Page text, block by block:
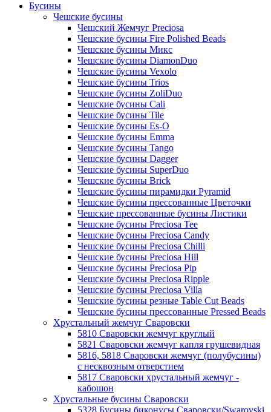
Бусины
Чешские бусины
Чешский Жемчуг Preciosa
Чешские бусины Fire Polished Beads
Чешские бусины Микс
Чешские бусины DiamonDuo
Чешские бусины Vexolo
Чешские бусины Trios
Чешские бусины ZoliDuo
Чешские бусины Cali
Чешские бусины Tile
Чешские бусины Es-O
Чешские бусины Emma
Чешские бусины Tango
Чешские бусины Dagger
Чешские бусины SuperDuo
Чешские бусины Brick
Чешские бусины пирамидки Pyramid
Чешские бусины прессованные Цветочки
Чешские прессованные бусины Листики
Чешские бусины Preciosa Tee
Чешские бусины Preciosa Candy
Чешские бусины Preciosa Chilli
Чешские бусины Preciosa Hill
Чешские бусины Preciosa Pip
Чешские бусины Preciosa Ripple
Чешские бусины Preciosa Villa
Чешские бусины резные Table Cut Beads
Чешские бусины прессованные Pressed Beads
Хрустальный жемчуг Сваровски
5810 Сваровски жемчуг круглый
5821 Сваровски жемчуг капля грушевидная
5816, 5818 Сваровски жемчуг (полубусины)
с несквозным отверстием
5817 Сваровски хрустальный жемчуг -
кабошон
Хрустальные бусины Сваровски